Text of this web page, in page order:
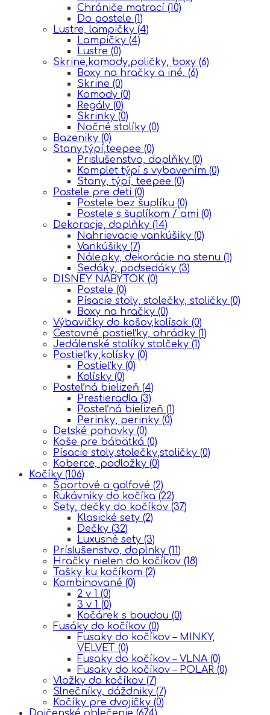
Chrániče matrací (10)
Do postele (1)
Lustre, lampičky (4)
Lampičky (4)
Lustre (0)
Skrine,komody,poličky, boxy (6)
Boxy na hračky a iné. (6)
Skrine (0)
Komody (0)
Regály (0)
Skrinky (0)
Nočné stolíky (0)
Bazeniky (0)
Stany,týpí,teepee (0)
Prislušenstvo, doplňky (0)
Komplet týpí s vybavením (0)
Stany, týpí, teepee (0)
Postele pre deti (0)
Postele bez šuplíku (0)
Postele s šuplíkom / ami (0)
Dekoracje, doplňky (14)
Nahrievacie vankúšiky (0)
Vankúšiky (7)
Nálepky, dekorácie na stenu (1)
Sedáky, podsedáky (3)
DISNEY NÁBYTOK (0)
Postele (0)
Písacie stoly, stolečky, stoličky (0)
Boxy na hračky (0)
Výbavičky do košov,kolísok (0)
Cestovné postieľky, ohrádky (1)
Jedálenské stolíky stolčeky (1)
Postieľky,kolísky (0)
Postieľky (0)
Kolísky (0)
Posteľná bielizeň (4)
Prestieradla (3)
Posteľná bielizeň (1)
Perinky, perinky (0)
Detské pohovky (0)
Koše pre bábätká (0)
Písacie stoly,stolečky,stoličky (0)
Koberce, podložky (0)
Kočíky (106)
Športové a golfové (2)
Rukávniky do kočíka (22)
Sety, dečky do kočíkov (37)
Klasické sety (2)
Dečky (32)
Luxusné sety (3)
Príslušenstvo, doplnky (11)
Hračky nielen do kočíkov (18)
Tašky ku kočíkom (2)
Kombinované (0)
2 v 1 (0)
3 v 1 (0)
Kočárek s boudou (0)
Fusáky do kočíkov (0)
Fusaky do kočíkov – MINKY,
VELVET (0)
Fusaky do kočíkov – VLNA (0)
Fusaky do kočíkov – POLAR (0)
Vložky do kočíkov (7)
Slnečníky, dáždniky (7)
Kočíky pre dvojičky (0)